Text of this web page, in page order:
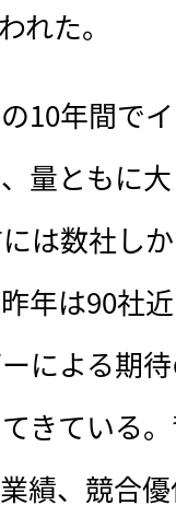
れた。
10年間で
量ともに
は数社し
年は90社
による期
きている
績、競合